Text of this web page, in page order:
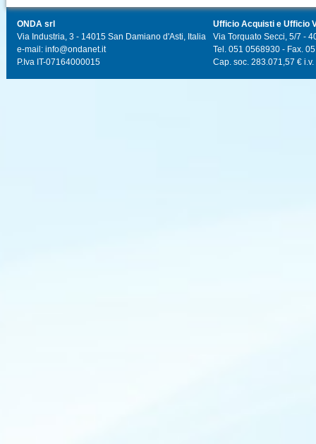
ONDA srl
Via Industria, 3 - 14015 San Damiano d'Asti, Italia
e-mail: info@ondanet.it
P.Iva IT-07164000015
Ufficio Acquisti e Ufficio
Via Torquato Secci, 5/7 -
Tel. 051 0568930 - Fax.
Cap. soc. 283.071,57 € i.v.